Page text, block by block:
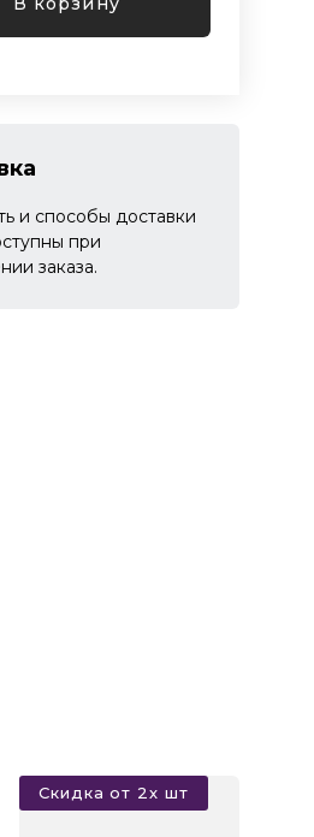
и способы доставки
при
заказа.
Скидка от 2х шт